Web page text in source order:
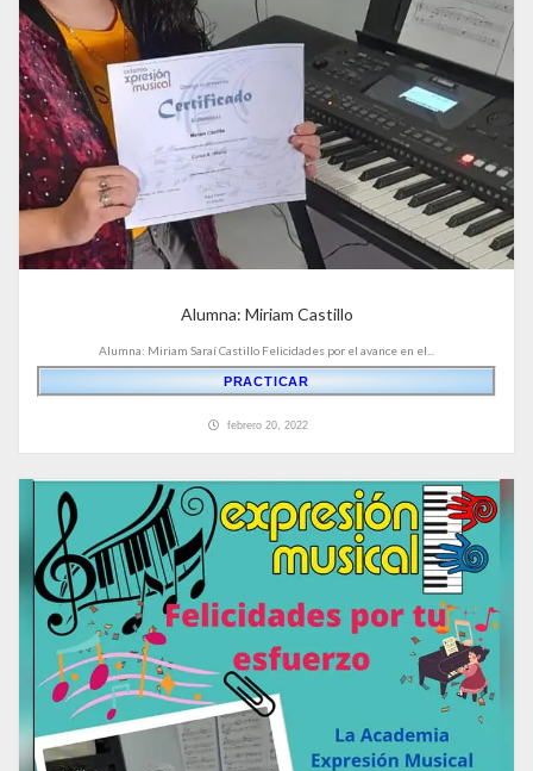
Alumna: Miriam Castillo
Alumna: Miriam Saraí Castillo Felicidades por el avance en el...
PRACTICAR
febrero 20, 2022